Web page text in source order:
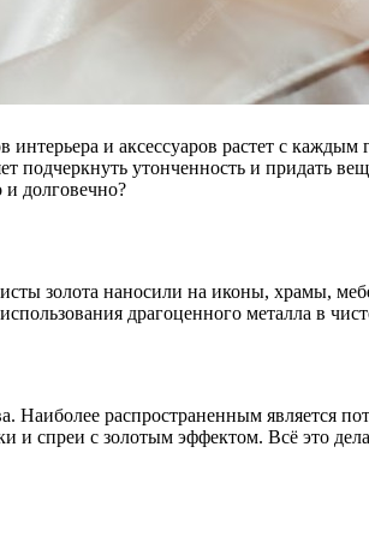
и аксессуаров растет с
подчеркнуть утонченность и придать
и долговечно?
золота наносили на иконы, храмы,
драгоценного металла в
распространенным является
и спреи с золотым эффектом. Всё это